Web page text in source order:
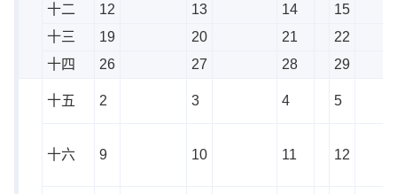
十二
12 13 14 15
十三
19 20 21 22
十四
26 27 28 29
十五 2 3 4 5
十六 9 10 11 12